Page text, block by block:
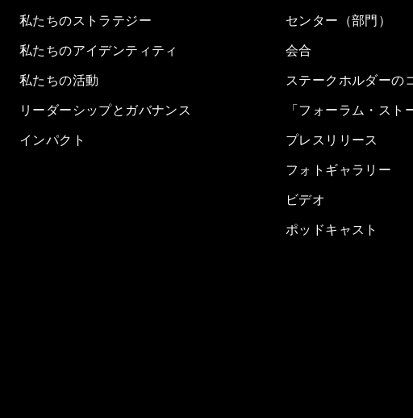
私たちのストラテジー
私たちのアイデンティティ
私たちの活動
リーダーシップとガバナンス
インパクト
センター（部門）
会合
ステークホルダーの
「フォーラム・スト
プレスリリース
フォトギャラリー
ビデオ
ポッドキャスト